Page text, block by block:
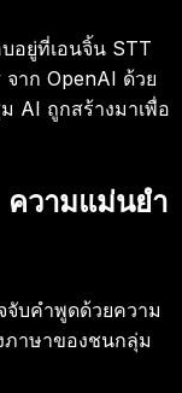
อยู่ที่เอนจิ้น STT
จาก OpenAI ด้วย
AI ถูกสร้างมาเพื่อ
ความแม่นยำ
จับคำพูดด้วยความ
าษาของชนกลุ่ม